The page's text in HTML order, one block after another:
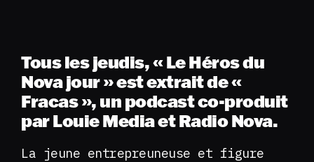
Tous les jeudis, « Le Héros du
Nova jour » est extrait de «
Fracas », un podcast co-produit
par Louie Media et Radio Nova.
La jeune entrepreuneuse et figure